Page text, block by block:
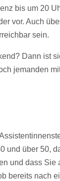
bis um 20
vor. Auch
sein.
Dann ist
jemanden
und über 50,
und dass Sie
bereits nach